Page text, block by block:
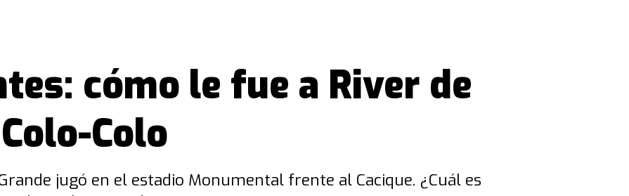
cómo le fue a River de
Colo
jugó en el estadio Monumental frente al Cacique. ¿Cuál es